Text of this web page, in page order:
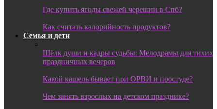
Где купить ягоды свежей черешни в Спб?
Как считать калорийность продуктов?
Семья и дети
Шёлк души и кадры судьбы: Мелодрамы для тихих
праздничных вечеров
Какой кашель бывает при ОРВИ и простуде?
Чем занять взрослых на детском празднике?